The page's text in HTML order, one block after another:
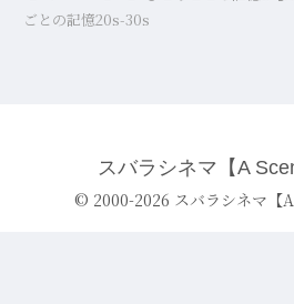
ごとの記憶20s-30s
スバラシネマ【A
© 2000-2026 スバラシネマ【